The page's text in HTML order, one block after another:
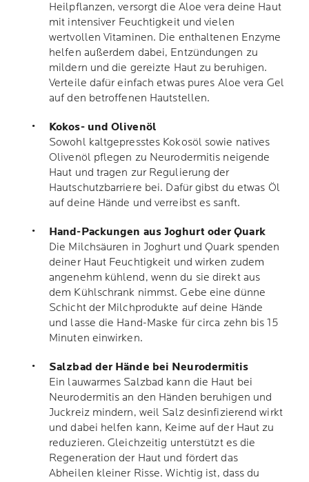
Heilpflanzen, versorgt die Aloe vera deine Haut
mit intensiver Feuchtigkeit und vielen
wertvollen Vitaminen. Die enthaltenen Enzyme
helfen außerdem dabei, Entzündungen zu
mildern und die gereizte Haut zu beruhigen.
Verteile dafür einfach etwas pures Aloe vera Gel
auf den betroffenen Hautstellen.
Kokos- und Olivenöl
Sowohl kaltgepresstes Kokosöl sowie natives
Olivenöl pflegen zu Neurodermitis neigende
Haut und tragen zur Regulierung der
Hautschutzbarriere bei. Dafür gibst du etwas Öl
auf deine Hände und verreibst es sanft.
Hand-Packungen aus Joghurt oder Quark
Die Milchsäuren in Joghurt und Quark spenden
deiner Haut Feuchtigkeit und wirken zudem
angenehm kühlend, wenn du sie direkt aus
dem Kühlschrank nimmst. Gebe eine dünne
Schicht der Milchprodukte auf deine Hände
und lasse die Hand-Maske für circa zehn bis 15
Minuten einwirken.
Salzbad der Hände bei Neurodermitis
Ein lauwarmes Salzbad kann die Haut bei
Neurodermitis an den Händen beruhigen und
Juckreiz mindern, weil Salz desinfizierend wirkt
und dabei helfen kann, Keime auf der Haut zu
reduzieren. Gleichzeitig unterstützt es die
Regeneration der Haut und fördert das
Abheilen kleiner Risse. Wichtig ist, dass du